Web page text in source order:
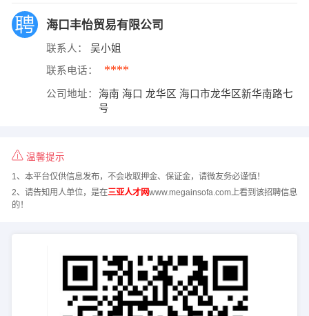
海口丰怡贸易有限公司
联系人： 吴小姐
联系电话： ****
公司地址：
海南 海口 龙华区 海口市龙华区新华南路七
号
温馨提示
1、本平台仅供信息发布，不会收取押金、保证金，请微友务必谨慎！
2、请告知用人单位，是在三亚人才网www.megainsofa.com上看到该招聘信息
的！